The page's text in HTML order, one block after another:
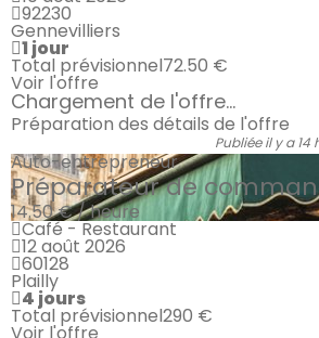
92230
Gennevilliers
1 jour
Total prévisionnel72.50 €
Voir l'offre
Chargement de l'offre...
Préparation des détails de l'offre
Publiée il y a 14
Auto-entrepreneur
Préparateur de
14.50 € / heure
Café - Restaurant
12 août 2026
60128
Plailly
4 jours
Total prévisionnel290 €